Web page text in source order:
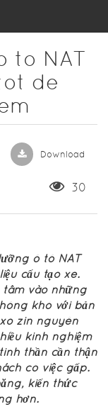
to NAT
de
Download
30
ô tô NAT
cấu tạo xe.
tâm vào những
khó với bản
zin nguyên
kinh nghiệm
thần cần thận
có việc gấp.
kiến thức
hơn.